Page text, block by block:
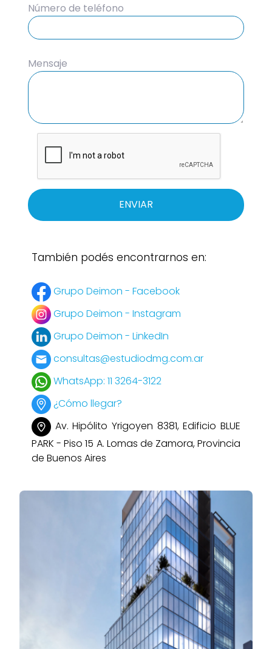
Número de teléfono
Mensaje
ENVIAR
También podés encontrarnos en:
Grupo Deimon - Facebook
Grupo Deimon - Instagram
Grupo Deimon - LinkedIn
consultas@estudiodmg.com.ar
WhatsApp: 11 3264-3122
¿Cómo llegar?
Av. Hipólito Yrigoyen 8381, Edificio BLUE
PARK - Piso 15 A. Lomas de Zamora, Provincia
de Buenos Aires